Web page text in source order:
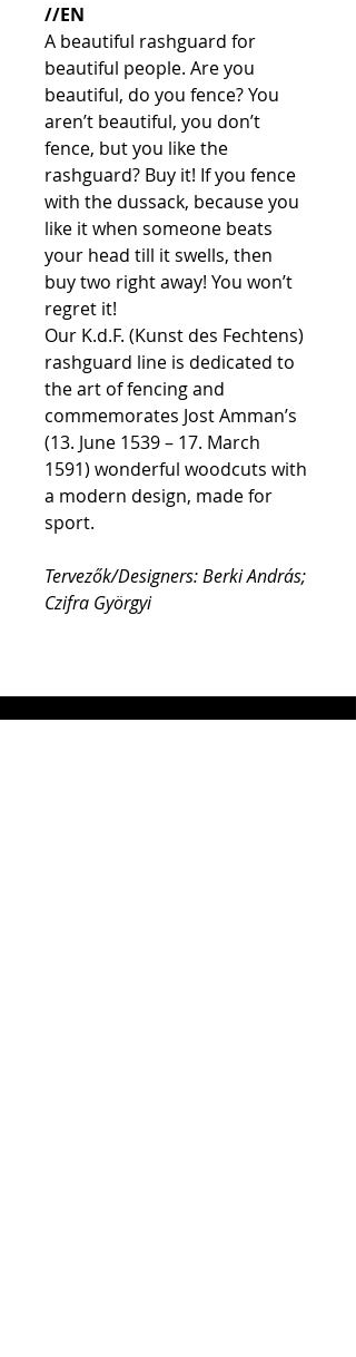
//EN
A beautiful rashguard for
beautiful people. Are you
beautiful, do you fence? You
aren’t beautiful, you don’t
fence, but you like the
rashguard? Buy it! If you fence
with the dussack, because you
like it when someone beats
your head till it swells, then
buy two right away! You won’t
regret it!
Our K.d.F. (Kunst des Fechtens)
rashguard line is dedicated to
the art of fencing and
commemorates Jost Amman’s
(13. June 1539 – 17. March
1591) wonderful woodcuts with
a modern design, made for
sport.
Tervezők/Designers: Berki András;
Czifra Györgyi